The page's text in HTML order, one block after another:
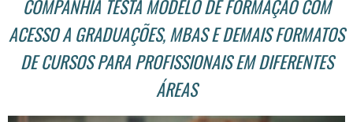
COMPANHIA TESTA MODELO DE FORMAÇÃO COM
ACESSO A GRADUAÇÕES, MBAS E DEMAIS FORMATOS
DE CURSOS PARA PROFISSIONAIS EM DIFERENTES
ÁREAS